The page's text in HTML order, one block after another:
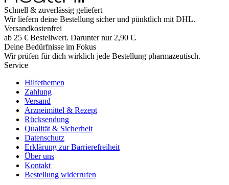
Schnell & zuverlässig geliefert
Wir liefern deine Bestellung sicher und pünktlich mit DHL.
Versandkostenfrei
ab 25 € Bestellwert. Darunter nur 2,90 €.
Deine Bedürfnisse im Fokus
Wir prüfen für dich wirklich jede Bestellung pharmazeutisch.
Service
Hilfethemen
Zahlung
Versand
Arzneimittel & Rezept
Rücksendung
Qualität & Sicherheit
Datenschutz
Erklärung zur Barrierefreiheit
Über uns
Kontakt
Bestellung widerrufen